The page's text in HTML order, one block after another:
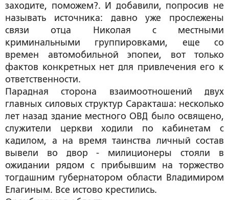
заходите, поможем?. И добавили, попросив не
называть источника: давно уже прослежены
связи отца Николая с местными
криминальными группировками, еще со
времен автомобильной эпопеи, вот только
фактов конкретных нет для привлечения его к
ответственности.
Парадная сторона взаимоотношений двух
главных силовых структур Саракташа: несколько
лет назад здание местного ОВД было освящено,
служители церкви ходили по кабинетам с
кадилом, а на время таинства личный состав
вывели во двор - милиционеры стояли в
ожидании рядом с прибывшим на торжество
тогдашним губернатором области Владимиром
Елагиным. Все истово крестились.